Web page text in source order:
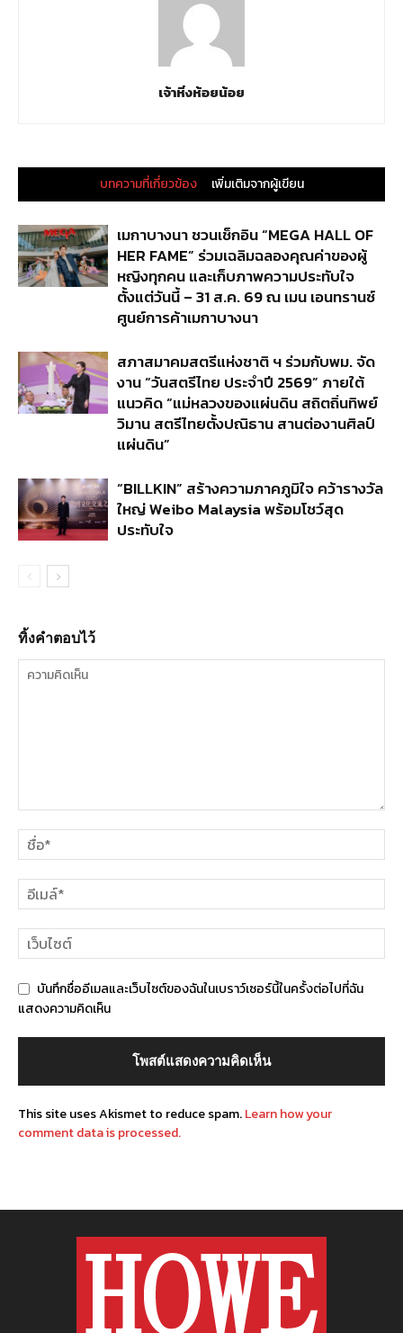
เจ้าหิ่งห้อยน้อย
บทความที่เกี่ยวข้อง เพิ่มเติมจากผู้เขียน
เมกาบางนา ชวนเช็กอิน “MEGA HALL OF
HER FAME” ร่วมเฉลิมฉลองคุณค่าของผู้
หญิงทุกคน และเก็บภาพความประทับใจ
ตั้งแต่วันนี้ – 31 ส.ค. 69 ณ เมน เอนทรานซ์
ศูนย์การค้าเมกาบางนา
สภาสมาคมสตรีแห่งชาติ ฯ ร่วมกับพม. จัด
งาน “วันสตรีไทย ประจำปี 2569” ภายใต้
แนวคิด “แม่หลวงของแผ่นดิน สถิตถิ่นทิพย์
วิมาน สตรีไทยตั้งปณิธาน สานต่องานศิลป์
แผ่นดิน”
“BILLKIN” สร้างความภาคภูมิใจ คว้ารางวัล
ใหญ่ Weibo Malaysia พร้อมโชว์สุด
ประทับใจ
ทิ้งคำตอบไว้
บันทึกชื่ออีเมลและเว็บไซต์ของฉันในเบราว์เซอร์นี้ในครั้งต่อไปที่ฉัน
แสดงความคิดเห็น
This site uses Akismet to reduce spam.Learn how your
comment data is processed.